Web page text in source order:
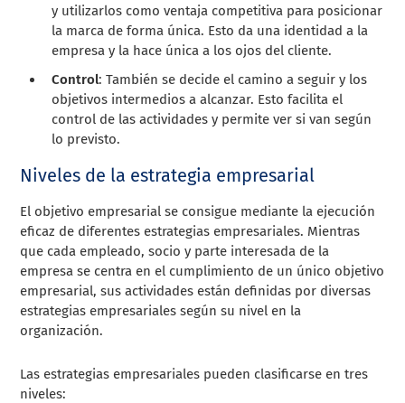
y utilizarlos como ventaja competitiva para posicionar
la marca de forma única. Esto da una identidad a la
empresa y la hace única a los ojos del cliente.
Control: También se decide el camino a seguir y los
objetivos intermedios a alcanzar. Esto facilita el
control de las actividades y permite ver si van según
lo previsto.
Niveles de la estrategia empresarial
El objetivo empresarial se consigue mediante la ejecución
eficaz de diferentes estrategias empresariales. Mientras
que cada empleado, socio y parte interesada de la
empresa se centra en el cumplimiento de un único objetivo
empresarial, sus actividades están definidas por diversas
estrategias empresariales según su nivel en la
organización.
Las estrategias empresariales pueden clasificarse en tres
niveles: